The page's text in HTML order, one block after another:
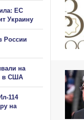
ЕС
Украину
России
на
в США
114
на